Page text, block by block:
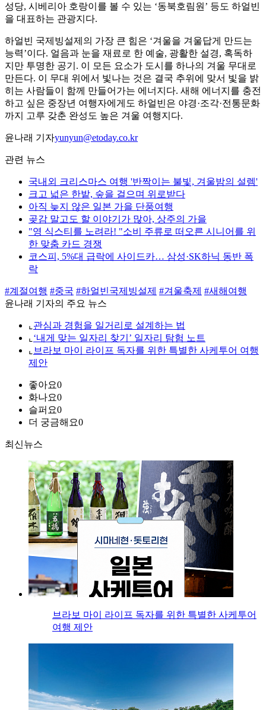
성당, 시베리아 호랑이를 볼 수 있는 ‘동북호림원’ 등도 하얼빈
을 대표하는 관광지다.
하얼빈 국제빙설제의 가장 큰 힘은 ‘겨울을 겨울답게 만드는
능력’이다. 얼음과 눈을 재료로 한 예술, 광활한 설경, 혹독하
지만 투명한 공기. 이 모든 요소가 도시를 하나의 겨울 무대로
만든다. 이 무대 위에서 빛나는 것은 결국 추위에 맞서 빛을 밝
히는 사람들이 함께 만들어가는 에너지다. 새해 에너지를 충전
하고 싶은 중장년 여행자에게도 하얼빈은 야경·조각·전통문화
까지 고루 갖춘 완성도 높은 겨울 여행지다.
윤나래 기자yunyun@etoday.co.kr
관련 뉴스
국내외 크리스마스 여행 '반짝이는 불빛, 겨울밤의 설렘'
크고 넓은 한밭, 숲을 걸으며 위로받다
아직 늦지 않은 일본 가을 단풍여행
곶감 말고도 할 이야기가 많아, 상주의 가을
"영 식스티를 노려라! "소비 주류로 떠오른 시니어를 위
한 맞춤 카드 경쟁
코스피, 5%대 급락에 사이드카… 삼성·SK하닉 동반 폭
락
#계절여행 #중국 #하얼빈국제빙설제 #겨울축제 #새해여행
윤나래 기자의 주요 뉴스
⌞ 관심과 경험을 일거리로 설계하는 법
⌞ ‘내게 맞는 일자리 찾기’ 일자리 탐험 노트
⌞ 브라보 마이 라이프 독자를 위한 특별한 사케투어 여행
제안
좋아요0
화나요0
슬퍼요0
더 궁금해요0
최신뉴스
브라보 마이 라이프 독자를 위한 특별한 사케투어
여행 제안